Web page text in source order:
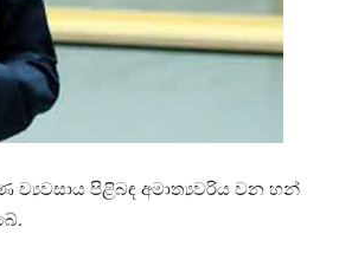
ව්‍යවසාය පිළිබඳ අමාත්‍යවරිය වන හන්